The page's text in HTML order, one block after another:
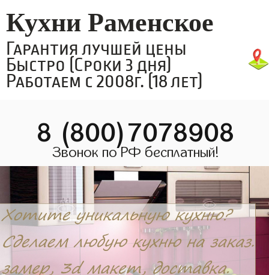
Кухни Раменское
Гарантия лучшей цены
Быстро (Сроки 3 дня)
Работаем с 2008г. (18 лет)
8 (800)7078908
Звонок по РФ бесплатный!